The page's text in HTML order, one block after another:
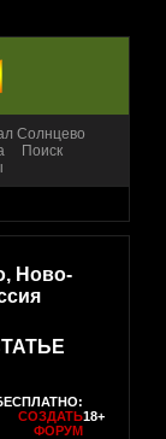
Солнцево
Поиск
Ново-
СОЗДАТЬ
ФОРУМ
18+